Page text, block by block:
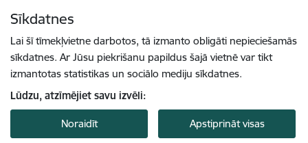
Sīkdatnes
Lai šī tīmekļvietne darbotos, tā izmanto obligāti nepieciešamās
sīkdatnes. Ar Jūsu piekrišanu papildus šajā vietnē var tikt
izmantotas statistikas un sociālo mediju sīkdatnes.
Lūdzu, atzīmējiet savu izvēli:
Noraidīt Apstiprināt visas